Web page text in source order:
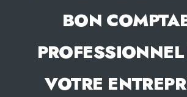
BON
VOTRE